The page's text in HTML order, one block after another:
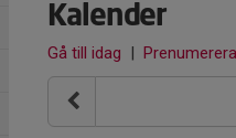
Kalender
Gå till idag | Prenumerera